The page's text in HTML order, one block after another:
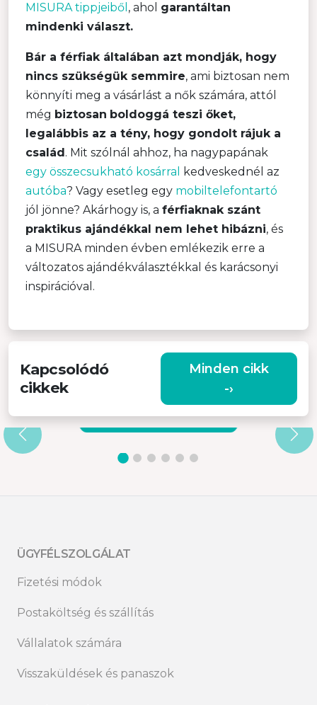
MISURA tippjeiből , ahol garantáltan
mindenki választ.
Bár a férfiak általában azt mondják, hogy
nincs szükségük semmire, ami biztosan nem
könnyíti meg a vásárlást a nők számára, attól
még biztosan boldoggá teszi őket,
legalábbis az a tény, hogy gondolt rájuk a
család . Mit szólnál ahhoz, ha nagypapának
egy összecsukható kosárral
kedveskednél az
autóba? Vagy esetleg egy mobiltelefontartó
jól jönne? Akárhogy is, a férfiaknak szánt
praktikus ajándékkal nem lehet hibázni, és
a MISURA minden évben emlékezik erre a
változatos ajándékválasztékkal és karácsonyi
inspirációval.
Kapcsolódó
cikkek
Minden cikk
-›
MCAST BY MISURA
Olvasd el ›
ÜGYFÉLSZOLGÁLAT
Fizetési módok
Postaköltség és szállítás
Vállalatok számára
Visszaküldések és panaszok